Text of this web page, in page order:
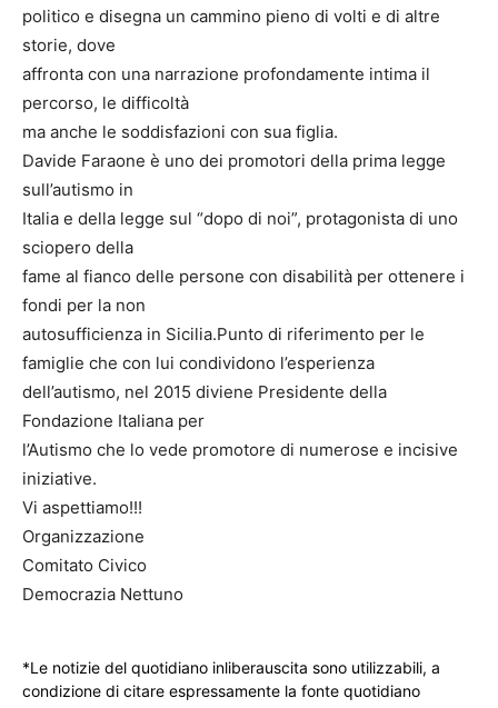
politico e disegna un cammino pieno di volti e di altre
storie, dove
affronta con una narrazione profondamente intima il
percorso, le difficoltà
ma anche le soddisfazioni con sua figlia.
Davide Faraone è uno dei promotori della prima legge
sull’autismo in
Italia e della legge sul “dopo di noi”, protagonista di uno
sciopero della
fame al fianco delle persone con disabilità per ottenere i
fondi per la non
autosufficienza in Sicilia.Punto di riferimento per le
famiglie che con lui condividono l’esperienza
dell’autismo, nel 2015 diviene Presidente della
Fondazione Italiana per
l’Autismo che lo vede promotore di numerose e incisive
iniziative.
Vi aspettiamo!!!
Organizzazione
Comitato Civico
Democrazia Nettuno
*Le notizie del quotidiano inliberauscita sono utilizzabili, a
condizione di citare espressamente la fonte quotidiano